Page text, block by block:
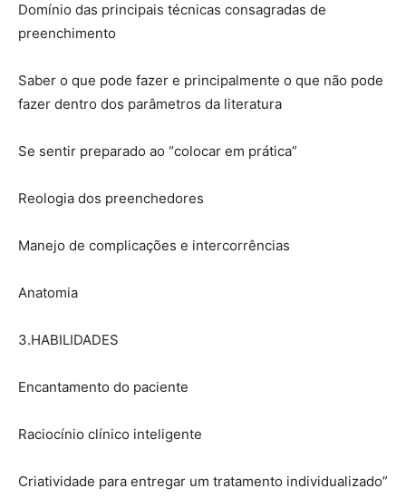
Domínio das principais técnicas consagradas de
preenchimento
Saber o que pode fazer e principalmente o que não pode
fazer dentro dos parâmetros da literatura
Se sentir preparado ao “colocar em prática”
Reologia dos preenchedores
Manejo de complicações e intercorrências
Anatomia
3.HABILIDADES
Encantamento do paciente
Raciocínio clínico inteligente
Criatividade para entregar um tratamento individualizado”